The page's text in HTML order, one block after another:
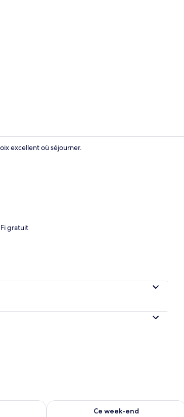
Rideaux
excellent où séjourner.
gratuit
demain août 8 - août 9
Ce week-end
Vérifier la disponibilité pour ce week-